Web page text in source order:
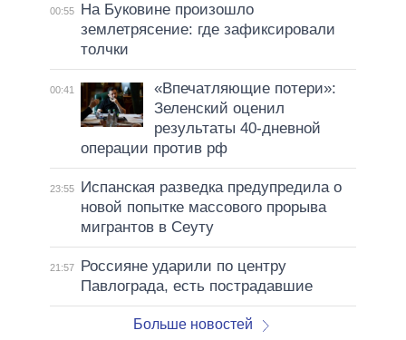
00:55
На Буковине произошло
землетрясение: где зафиксировали
толчки
00:41
«Впечатляющие потери»:
Зеленский оценил
результаты 40-дневной
операции против рф
23:55
Испанская разведка предупредила о
новой попытке массового прорыва
мигрантов в Сеуту
21:57
Россияне ударили по центру
Павлограда, есть пострадавшие
Больше новостей